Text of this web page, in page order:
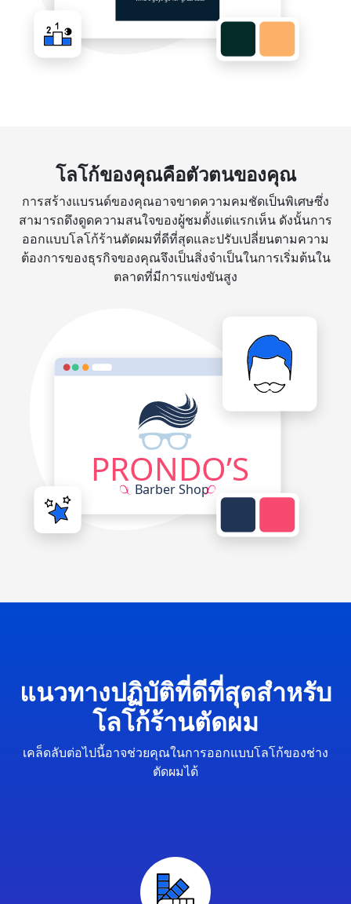
โลโก้ของคุณคือตัวตนของคุณ
การสร้างแบรนด์ของคุณอาจขาดความคมชัดเป็นพิเศษซึ่ง
สามารถดึงดูดความสนใจของผู้ชมตั้งแต่แรกเห็น ดังนั้นการ
ออกแบบโลโก้ร้านตัดผมที่ดีที่สุดและปรับเปลี่ยนตามความ
ต้องการของธุรกิจของคุณจึงเป็นสิ่งจำเป็นในการเริ่มต้นใน
ตลาดที่มีการแข่งขันสูง
แนวทางปฏิบัติที่ดีที่สุดสำหรับ
โลโก้ร้านตัดผม
เคล็ดลับต่อไปนี้อาจช่วยคุณในการออกแบบโลโก้ของช่าง
ตัดผมได้